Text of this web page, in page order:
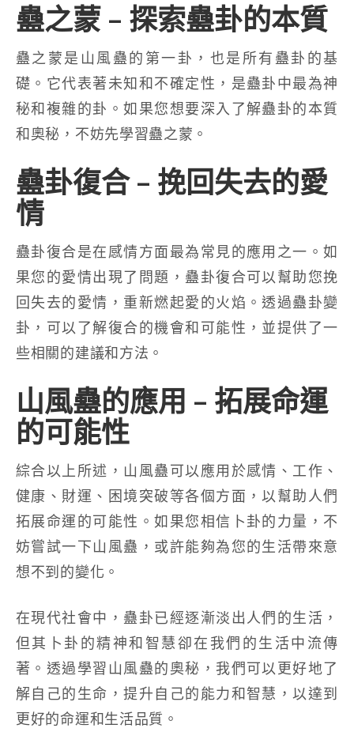
蠱之蒙 – 探索蠱卦的本質
蠱之蒙是山風蠱的第一卦，也是所有蠱卦的基
礎。它代表著未知和不確定性，是蠱卦中最為神
秘和複雜的卦。如果您想要深入了解蠱卦的本質
和奧秘，不妨先學習蠱之蒙。
蠱卦復合 – 挽回失去的愛
情
蠱卦復合是在感情方面最為常見的應用之一。如
果您的愛情出現了問題，蠱卦復合可以幫助您挽
回失去的愛情，重新燃起愛的火焰。透過蠱卦變
卦，可以了解復合的機會和可能性，並提供了一
些相關的建議和方法。
山風蠱的應用 – 拓展命運
的可能性
綜合以上所述，山風蠱可以應用於感情、工作、
健康、財運、困境突破等各個方面，以幫助人們
拓展命運的可能性。如果您相信卜卦的力量，不
妨嘗試一下山風蠱，或許能夠為您的生活帶來意
想不到的變化。
在現代社會中，蠱卦已經逐漸淡出人們的生活，
但其卜卦的精神和智慧卻在我們的生活中流傳
著。透過學習山風蠱的奧秘，我們可以更好地了
解自己的生命，提升自己的能力和智慧，以達到
更好的命運和生活品質。